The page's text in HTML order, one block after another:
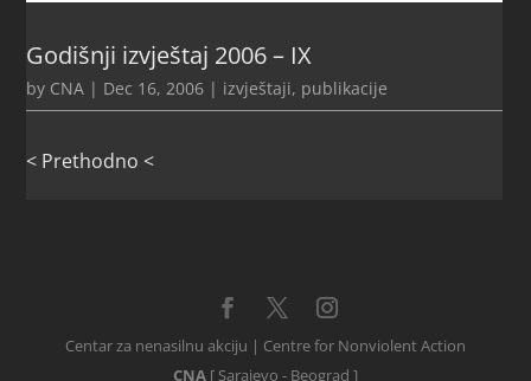
Godišnji izvještaj 2006 – IX
by CNA | Dec 16, 2006 | izvještaji, publikacije
< Prethodno <
Centar za nenasilnu akciju | Centre for Nonviolent Action
CNA[ Sarajevo - Beograd ]